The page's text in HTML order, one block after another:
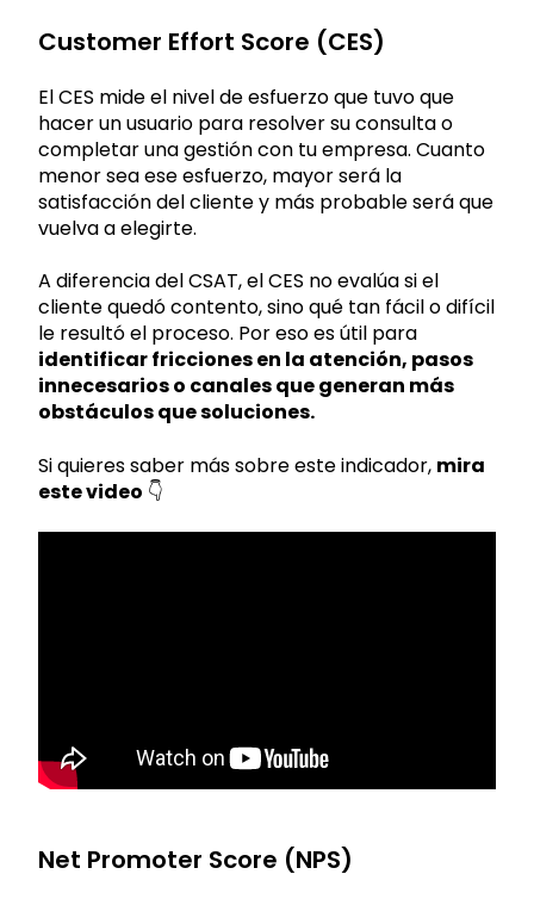
Customer Effort Score (CES)
El CES mide el nivel de esfuerzo que tuvo que
hacer un usuario para resolver su consulta o
completar una gestión con tu empresa. Cuanto
menor sea ese esfuerzo, mayor será la
satisfacción del cliente y más probable será que
vuelva a elegirte.
A diferencia del CSAT, el CES no evalúa si el
cliente quedó contento, sino qué tan fácil o difícil
le resultó el proceso. Por eso es útil para
identificar fricciones en la atención, pasos
innecesarios o canales que generan más
obstáculos que soluciones.
Si quieres saber más sobre este indicador, mira
este video 👇
Net Promoter Score (NPS)